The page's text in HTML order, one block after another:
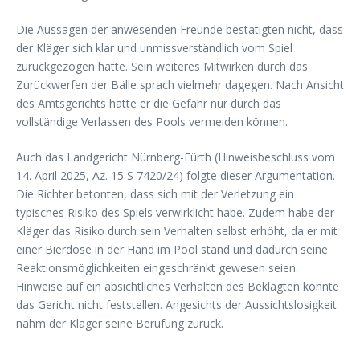
Die Aussagen der anwesenden Freunde bestätigten nicht, dass
der Kläger sich klar und unmissverständlich vom Spiel
zurückgezogen hatte. Sein weiteres Mitwirken durch das
Zurückwerfen der Bälle sprach vielmehr dagegen. Nach Ansicht
des Amtsgerichts hätte er die Gefahr nur durch das
vollständige Verlassen des Pools vermeiden können.
Auch das Landgericht Nürnberg-Fürth (Hinweisbeschluss vom
14. April 2025, Az. 15 S 7420/24) folgte dieser Argumentation.
Die Richter betonten, dass sich mit der Verletzung ein
typisches Risiko des Spiels verwirklicht habe. Zudem habe der
Kläger das Risiko durch sein Verhalten selbst erhöht, da er mit
einer Bierdose in der Hand im Pool stand und dadurch seine
Reaktionsmöglichkeiten eingeschränkt gewesen seien.
Hinweise auf ein absichtliches Verhalten des Beklagten konnte
das Gericht nicht feststellen. Angesichts der Aussichtslosigkeit
nahm der Kläger seine Berufung zurück.